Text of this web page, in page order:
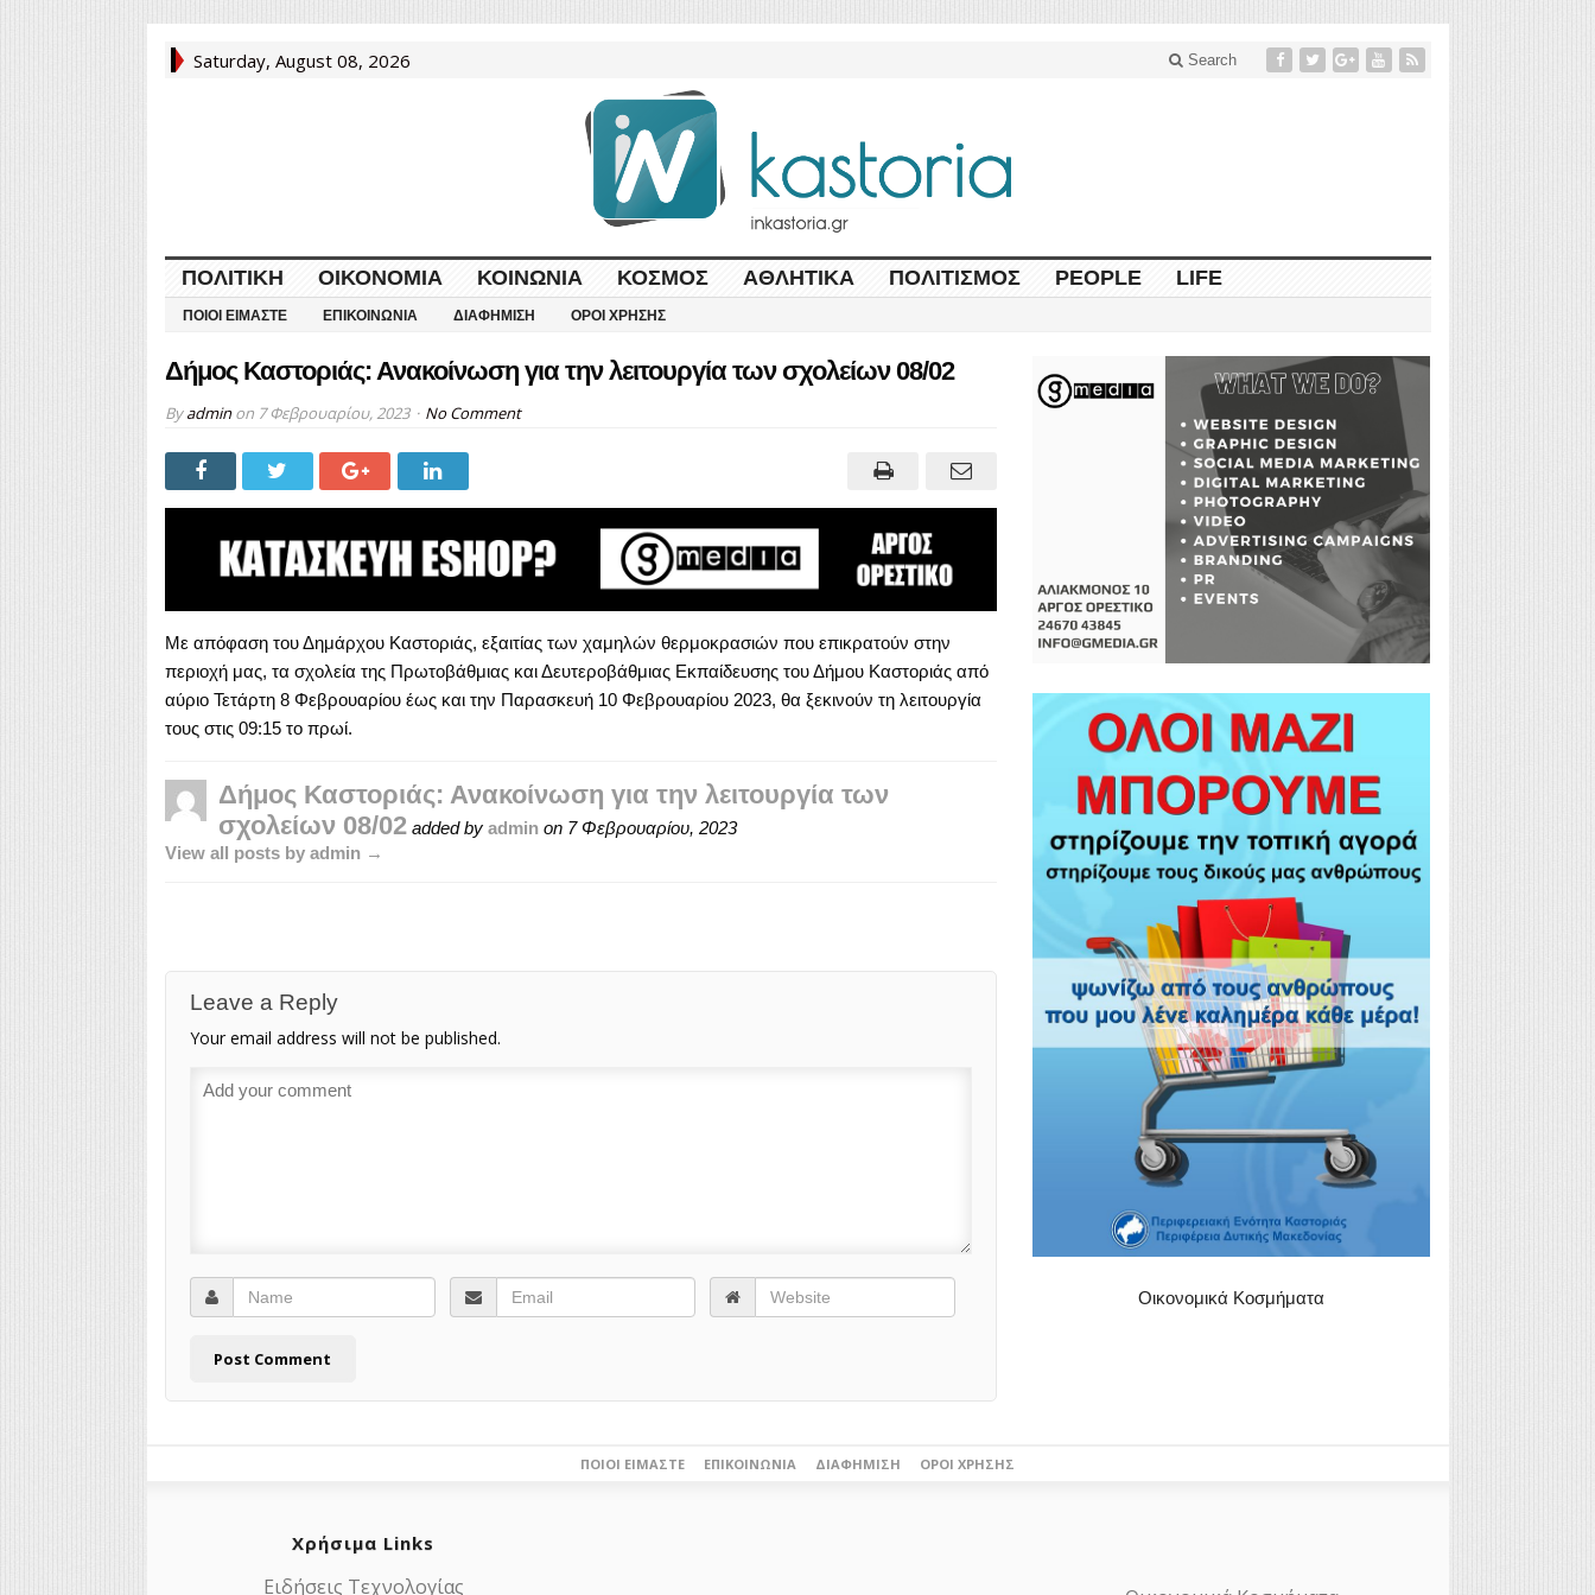
Saturday, August 08, 2026 Search
ΠΟΛΙΤΙΚΉ ΟΙΚΟΝΟΜΊΑ ΚΟΙΝΩΝΊΑ ΚΌΣΜΟΣ ΑΘΛΗΤΙΚΆ ΠΟΛΙΤΙΣΜΌΣ PEOPLE LIFE
ΠΟΙΟΙ ΕΊΜΑΣΤΕ ΕΠΙΚΟΙΝΩΝΊΑ ΔΙΑΦΉΜΙΣΗ ΌΡΟΙ ΧΡΉΣΗΣ
Δήμος Καστοριάς: Ανακοίνωση για την λειτουργία των σχολείων 08/02
Byadminon 7 Φεβρουαρίου, 2023 No Comment
Με απόφαση του Δημάρχου Καστοριάς, εξαιτίας των χαμηλών θερμοκρασιών που επικρατούν στην
περιοχή μας, τα σχολεία της Πρωτοβάθμιας και Δευτεροβάθμιας Εκπαίδευσης του Δήμου Καστοριάς από
αύριο Τετάρτη 8 Φεβρουαρίου έως και την Παρασκευή 10 Φεβρουαρίου 2023, θα ξεκινούν τη λειτουργία
τους στις 09:15 το πρωί.
Δήμος Καστοριάς: Ανακοίνωση για την λειτουργία των
σχολείων 08/02added by adminon 7 Φεβρουαρίου, 2023
View all posts by admin →
Leave a Reply
Your email address will not be published.
Οικονομικά Κοσμήματα
ΠΟΙΟΙ ΕΊΜΑΣΤΕ ΕΠΙΚΟΙΝΩΝΊΑ ΔΙΑΦΉΜΙΣΗ ΌΡΟΙ ΧΡΉΣΗΣ
Χρήσιμα Links
Ειδήσεις Τεχνολογίας